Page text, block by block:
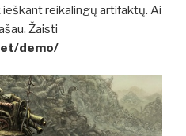
reikalingų artifaktų. Ai
Žaisti
demo/